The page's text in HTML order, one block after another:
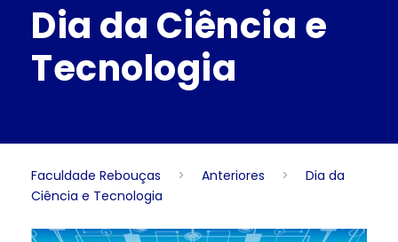
Dia da Ciência e
Tecnologia
Faculdade Rebouças > Anteriores >
Dia da
Ciência e Tecnologia